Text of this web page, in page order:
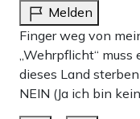
Melden
Finger weg von
„Wehrpflicht“ muss
dieses Land
NEIN (Ja ich bin